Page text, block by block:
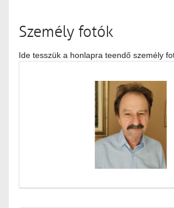
Személy fotók
Ide tesszük a honlapra teendő személy